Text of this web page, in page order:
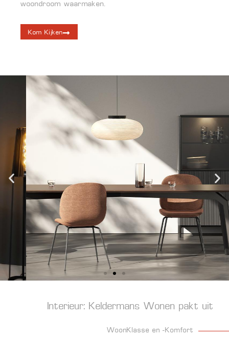
woondroom waarmaken.
Kom Kijken
Interieurinrichting
Van moodboard tot laatste finishing touch, we helpen je graag om jouw
Interieur: Keldermans Wonen pakt uit
WoonKlasse en -Komfort